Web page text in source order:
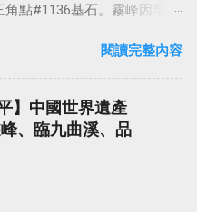
角點#1136基石。霧峰因早期
地的原住民族 阿罩霧社 ） 。
點，山頂附近遍植鳳梨及龍
生，不過沿途的產業道路視
植鳳梨及龍眼樹，沿途的產
觀台灣三大惡地形之一的
閱讀完整內容
】中國世界遺產
、臨九曲溪、品